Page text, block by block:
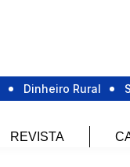
Dinheiro Rural
REVISTA